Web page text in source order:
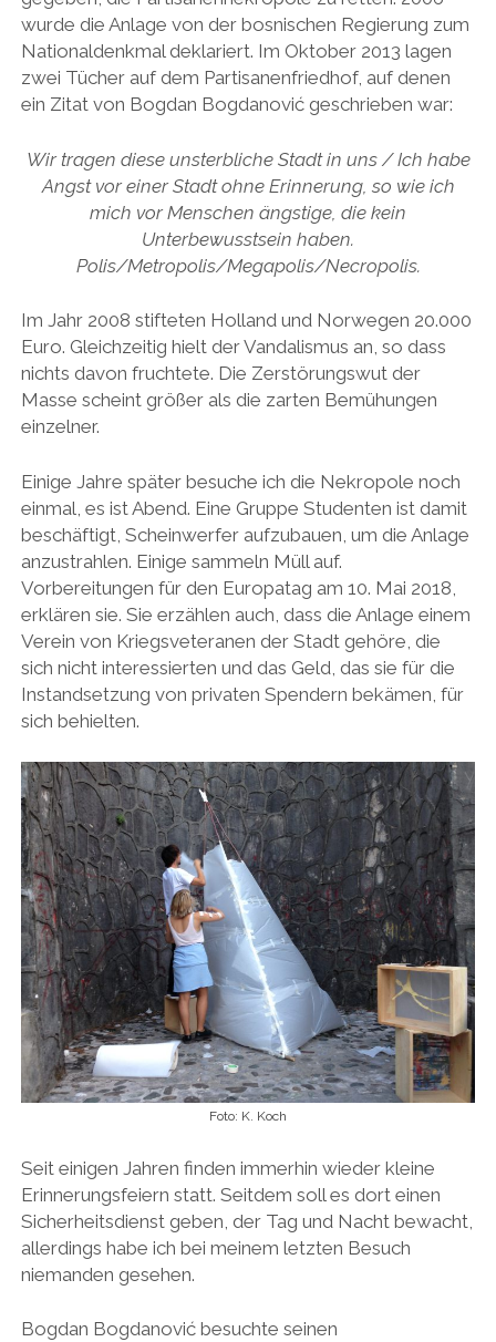
wurde die Anlage von der bosnischen Regierung zum
Nationaldenkmal deklariert. Im Oktober 2013 lagen
zwei Tücher auf dem Partisanenfriedhof, auf denen
ein Zitat von Bogdan Bogdanović geschrieben war:
Wir tragen diese unsterbliche Stadt in uns / Ich habe
Angst vor einer Stadt ohne Erinnerung, so wie ich
mich vor Menschen ängstige, die kein
Unterbewusstsein haben.
Polis/Metropolis/Megapolis/Necropolis.
Im Jahr 2008 stifteten Holland und Norwegen 20.000
Euro. Gleichzeitig hielt der Vandalismus an, so dass
nichts davon fruchtete. Die Zerstörungswut der
Masse scheint größer als die zarten Bemühungen
einzelner.
Einige Jahre später besuche ich die Nekropole noch
einmal, es ist Abend. Eine Gruppe Studenten ist damit
beschäftigt, Scheinwerfer aufzubauen, um die Anlage
anzustrahlen. Einige sammeln Müll auf.
Vorbereitungen für den Europatag am 10. Mai 2018,
erklären sie. Sie erzählen auch, dass die Anlage einem
Verein von Kriegsveteranen der Stadt gehöre, die
sich nicht interessierten und das Geld, das sie für die
Instandsetzung von privaten Spendern bekämen, für
sich behielten.
Foto: K. Koch
Seit einigen Jahren finden immerhin wieder kleine
Erinnerungsfeiern statt. Seitdem soll es dort einen
Sicherheitsdienst geben, der Tag und Nacht bewacht,
allerdings habe ich bei meinem letzten Besuch
niemanden gesehen.
Bogdan Bogdanović besuchte seinen